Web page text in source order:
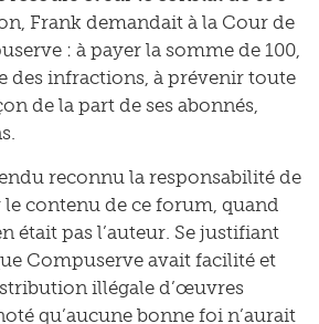
Frank demandait à la Cour de
: à payer la somme de 100,
des infractions, à prévenir toute
de la part de ses abonnés,
reconnu la responsabilité de
contenu de ce forum, quand
était pas l’auteur. Se justifiant
Compuserve avait facilité et
illégale d’œuvres
qu’aucune bonne foi n’aurait